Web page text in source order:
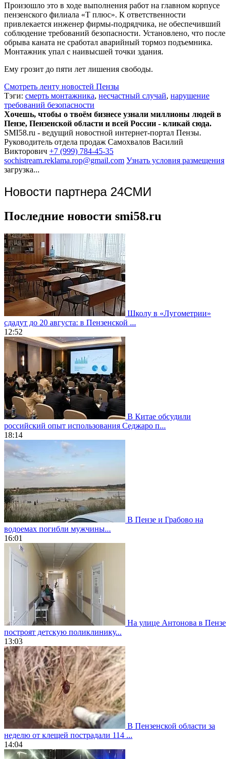
Произошло это в ходе выполнения работ на главном корпусе
пензенского филиала «Т плюс». К ответственности
привлекается инженер фирмы-подрядчика, не обеспечивший
соблюдение требований безопасности. Установлено, что после
обрыва каната не сработал аварийный тормоз подъемника.
Монтажник упал с наивысшей точки здания.
Ему грозит до пяти лет лишения свободы.
Смотреть ленту новостей Пензы
Тэги: смерть монтажника, несчастный случай, нарушение
требований безопасности
Хочешь, чтобы о твоём бизнесе узнали миллионы людей в
Пензе, Пензенской области и всей России - кликай сюда.
SMI58.ru - ведущий новостной интернет-портал Пензы.
Руководитель отдела продаж Самохвалов Василий
Викторович +7 (999) 784-45-35
sochistream.reklama.rop@gmail.com Узнать условия размещения
загрузка...
Новости партнера 24СМИ
Последние новости smi58.ru
Школу в «Лугометрии»
сдадут до 20 августа: в Пензенской ...
12:52
В Китае обсудили
российский опыт использования Седжаро п...
18:14
В Пензе и Грабово на
водоемах погибли мужчины...
16:01
На улице Антонова в Пензе
построят детскую поликлинику...
13:03
В Пензенской области за
неделю от клещей пострадали 114 ...
14:04